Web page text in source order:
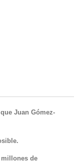
Juan Gómez-
millones de